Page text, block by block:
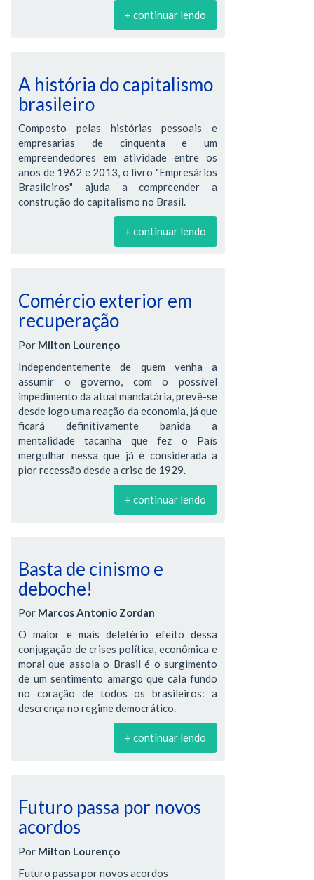
+ continuar lendo
A história do capitalismo
brasileiro
Composto pelas histórias pessoais e
empresarias de cinquenta e um
empreendedores em atividade entre os
anos de 1962 e 2013, o livro "Empresários
Brasileiros" ajuda a compreender a
construção do capitalismo no Brasil.
+ continuar lendo
Comércio exterior em
recuperação
Por Milton Lourenço
Independentemente de quem venha a
assumir o governo, com o possível
impedimento da atual mandatária, prevê-se
desde logo uma reação da economia, já que
ficará definitivamente banida a
mentalidade tacanha que fez o País
mergulhar nessa que já é considerada a
pior recessão desde a crise de 1929.
+ continuar lendo
Basta de cinismo e
deboche!
Por Marcos Antonio Zordan
O maior e mais deletério efeito dessa
conjugação de crises política, econômica e
moral que assola o Brasil é o surgimento
de um sentimento amargo que cala fundo
no coração de todos os brasileiros: a
descrença no regime democrático.
+ continuar lendo
Futuro passa por novos
acordos
Por Milton Lourenço
Futuro passa por novos acordos